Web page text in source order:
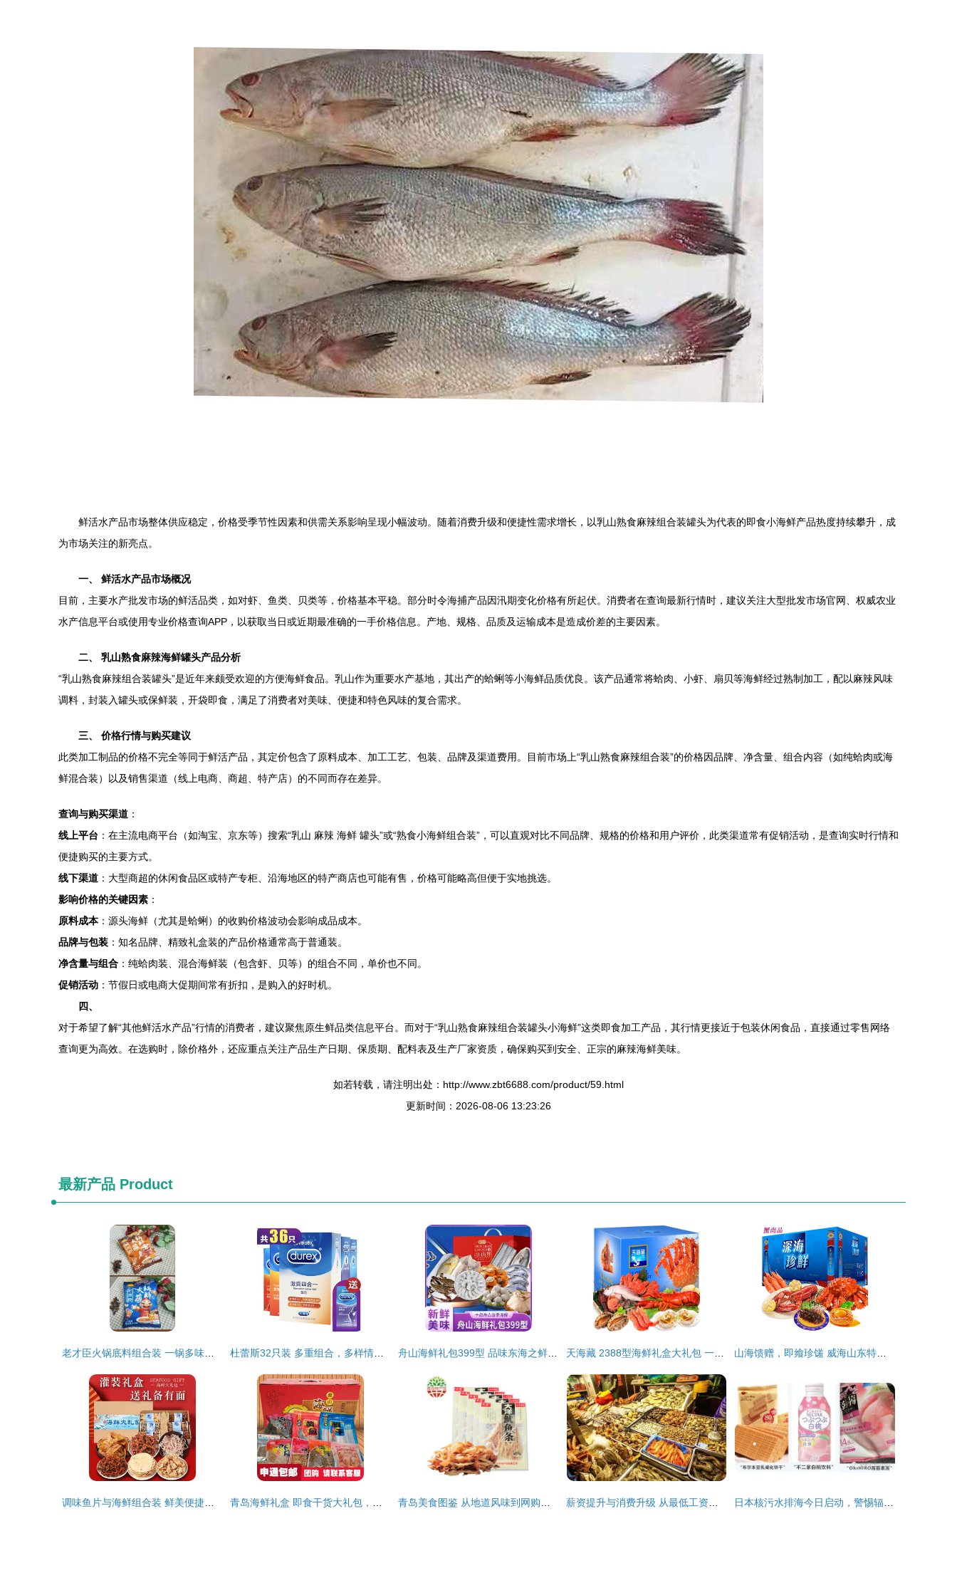
鲜活水产品市场整体供应稳定，价格受季节性因素和供需关系影响呈现小幅波动。随着消费升级和便捷性需求增长，以乳山熟食麻辣组合装罐头为代表的即食小海鲜产品热度持续攀升，成
为市场关注的新亮点。
一、 鲜活水产品市场概况
目前，主要水产批发市场的鲜活品类，如对虾、鱼类、贝类等，价格基本平稳。部分时令海捕产品因汛期变化价格有所起伏。消费者在查询最新行情时，建议关注大型批发市场官网、权威农业
水产信息平台或使用专业价格查询APP，以获取当日或近期最准确的一手价格信息。产地、规格、品质及运输成本是造成价差的主要因素。
二、 乳山熟食麻辣海鲜罐头产品分析
“乳山熟食麻辣组合装罐头”是近年来颇受欢迎的方便海鲜食品。乳山作为重要水产基地，其出产的蛤蜊等小海鲜品质优良。该产品通常将蛤肉、小虾、扇贝等海鲜经过熟制加工，配以麻辣风味
调料，封装入罐头或保鲜装，开袋即食，满足了消费者对美味、便捷和特色风味的复合需求。
三、 价格行情与购买建议
此类加工制品的价格不完全等同于鲜活产品，其定价包含了原料成本、加工工艺、包装、品牌及渠道费用。目前市场上“乳山熟食麻辣组合装”的价格因品牌、净含量、组合内容（如纯蛤肉或海
鲜混合装）以及销售渠道（线上电商、商超、特产店）的不同而存在差异。
查询与购买渠道 ：
线上平台 ：在主流电商平台（如淘宝、京东等）搜索“乳山 麻辣 海鲜 罐头”或“熟食小海鲜组合装”，可以直观对比不同品牌、规格的价格和用户评价，此类渠道常有促销活动，是查询实时行情和
便捷购买的主要方式。
线下渠道 ：大型商超的休闲食品区或特产专柜、沿海地区的特产商店也可能有售，价格可能略高但便于实地挑选。
影响价格的关键因素 ：
原料成本：源头海鲜（尤其是蛤蜊）的收购价格波动会影响成品成本。
品牌与包装 ：知名品牌、精致礼盒装的产品价格通常高于普通装。
净含量与组合 ：纯蛤肉装、混合海鲜装（包含虾、贝等）的组合不同，单价也不同。
促销活动 ：节假日或电商大促期间常有折扣，是购入的好时机。
四、
对于希望了解“其他鲜活水产品”行情的消费者，建议聚焦原生鲜品类信息平台。而对于“乳山熟食麻辣组合装罐头小海鲜”这类即食加工产品，其行情更接近于包装休闲食品，直接通过零售网络
查询更为高效。在选购时，除价格外，还应重点关注产品生产日期、保质期、配料表及生产厂家资质，确保购买到安全、正宗的麻辣海鲜美味。
如若转载，请注明出处：http://www.zbt6688.com/product/59.html
更新时间：2026-08-06 13:23:26
最新产品 Product